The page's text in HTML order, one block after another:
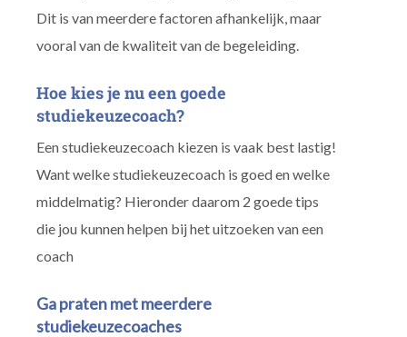
Dit is van meerdere factoren afhankelijk, maar
vooral van de kwaliteit van de begeleiding.
Hoe kies je nu een goede
studiekeuzecoach?
Een studiekeuzecoach kiezen is vaak best lastig!
Want welke studiekeuzecoach is goed en welke
middelmatig? Hieronder daarom 2 goede tips
die jou kunnen helpen bij het uitzoeken van een
coach
Ga praten met meerdere
studiekeuzecoaches